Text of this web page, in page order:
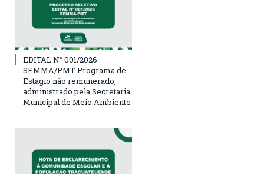
EDITAL N° 001/2026
SEMMA/PMT Programa de
Estágio não remunerado,
administrado pela Secretaria
Municipal de Meio Ambiente